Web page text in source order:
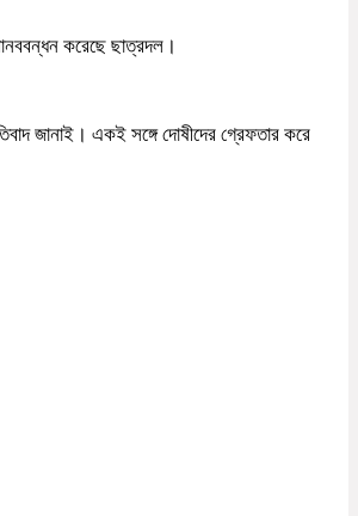
মানববন্ধন করেছে ছাত্রদল।
জানাই। একই সঙ্গে দোষীদের গ্রেফতার করে